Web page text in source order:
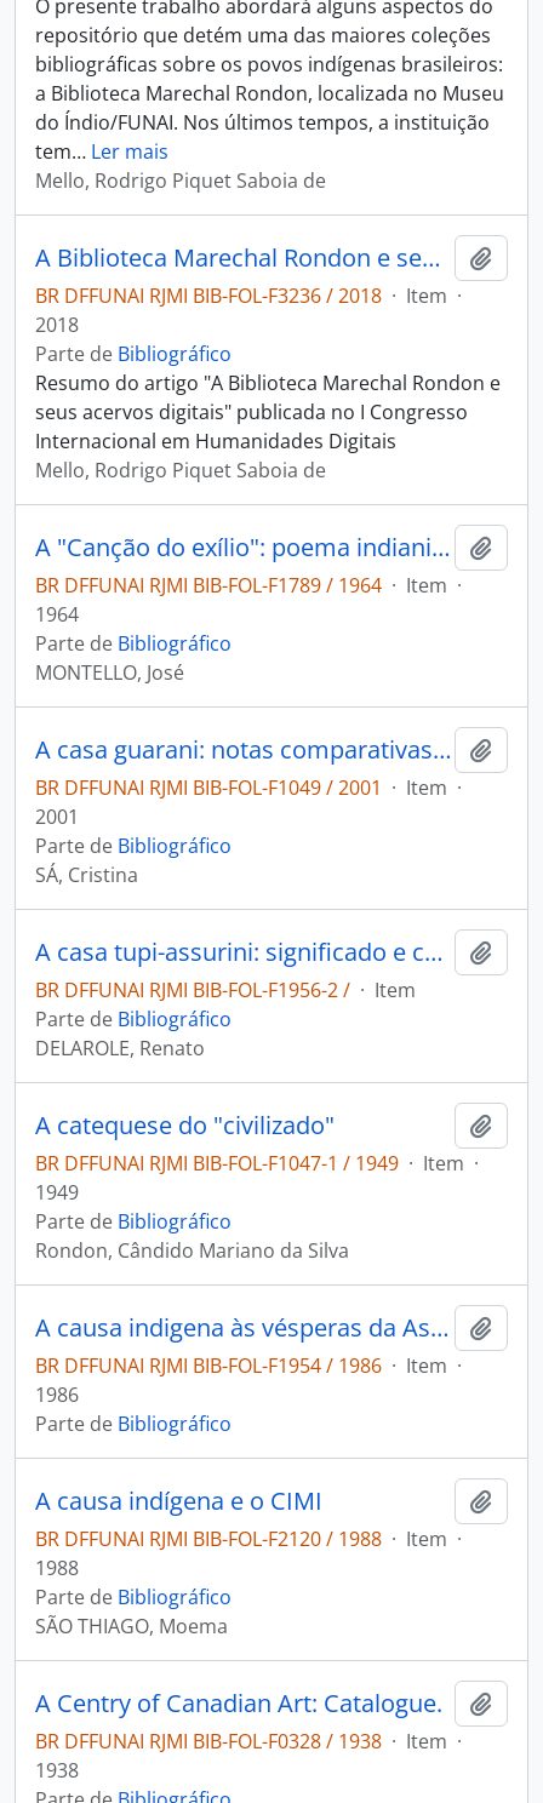
O presente trabalho abordará alguns aspectos do
repositório que detém uma das maiores coleções
bibliográficas sobre os povos indígenas brasileiros:
a Biblioteca Marechal Rondon, localizada no Museu
do Índio/FUNAI. Nos últimos tempos, a instituição
tem… Ler mais
Mello, Rodrigo Piquet Saboia de
A Biblioteca Marechal Rondon e seus acervos digitais
BR DFFUNAI RJMI BIB-FOL-F3236 / 2018 · Item ·
2018
Parte de Bibliográfico
Resumo do artigo "A Biblioteca Marechal Rondon e
seus acervos digitais" publicada no I Congresso
Internacional em Humanidades Digitais
Mello, Rodrigo Piquet Saboia de
A "Canção do exílio": poema indianista.
BR DFFUNAI RJMI BIB-FOL-F1789 / 1964 · Item ·
1964
Parte de Bibliográfico
MONTELLO, José
A casa guarani: notas comparativas sobre modelos espaciais.
BR DFFUNAI RJMI BIB-FOL-F1049 / 2001 · Item ·
2001
Parte de Bibliográfico
SÁ, Cristina
A casa tupi-assurini: significado e construção.
BR DFFUNAI RJMI BIB-FOL-F1956-2 / · Item
Parte de Bibliográfico
DELAROLE, Renato
A catequese do "civilizado"
BR DFFUNAI RJMI BIB-FOL-F1047-1 / 1949 · Item ·
1949
Parte de Bibliográfico
Rondon, Cândido Mariano da Silva
A causa indigena às vésperas da Assembléia Nacional Constituinte: desafios e perspectivas pastorais.
BR DFFUNAI RJMI BIB-FOL-F1954 / 1986 · Item ·
1986
Parte de Bibliográfico
A causa indígena e o CIMI
BR DFFUNAI RJMI BIB-FOL-F2120 / 1988 · Item ·
1988
Parte de Bibliográfico
SÃO THIAGO, Moema
A Centry of Canadian Art: Catalogue.
BR DFFUNAI RJMI BIB-FOL-F0328 / 1938 · Item ·
1938